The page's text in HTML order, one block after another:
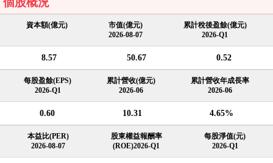
資本額(億元)
市值(億元)
2026-08-07
累計稅後盈餘(億元)
2026-Q1
8.57 50.67 0.52
每股盈餘(EPS)
2026-Q1
累計營收(億元)
2026-06
累計營收年成長率
2026-06
0.60 10.31 4.65%
本益比(PER)
2026-08-07
股東權益報酬率
(ROE)2026-Q1
每股淨值(元)
2026-Q1